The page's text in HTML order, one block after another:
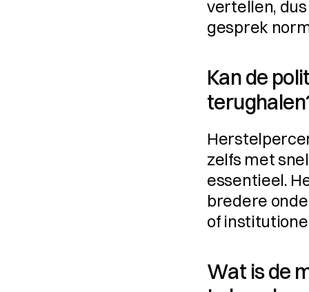
vertellen,
gesprek
Kan de
zelfs met
essentieel.
bredere
of
Wat is de